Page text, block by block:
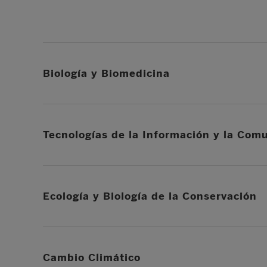
Biología y Biomedicina
Tecnologías de la Información y la
Ecología y Biología de la Conservación
Cambio Climático